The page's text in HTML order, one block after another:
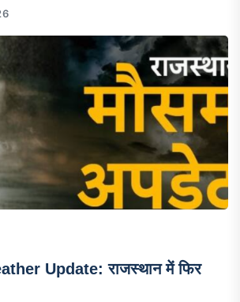
Update: राजस्थान में फिर